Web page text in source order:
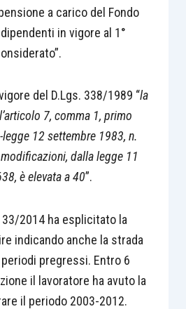
a carico del Fondo
in vigore al 1°
del D.Lgs. 338/1989 “la
7, comma 1, primo
12 settembre 1983, n.
dalla legge 11
è elevata a 40”.
2014 ha esplicitato la
indicando anche la strada
pregressi. Entro 6
il lavoratore ha avuto la
il periodo 2003-2012.